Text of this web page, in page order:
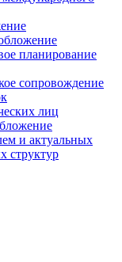
планирование
сопровождение
лиц
и актуальных
структур